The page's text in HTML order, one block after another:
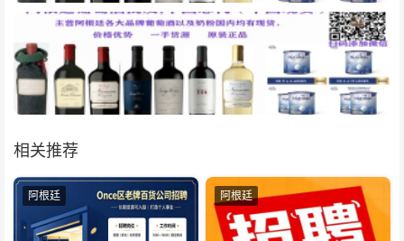
相关推荐
阿根廷 阿根廷